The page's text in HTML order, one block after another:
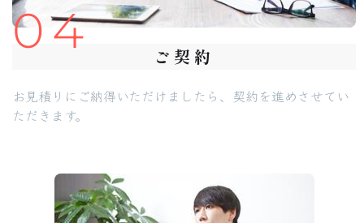
04 ご契約
お見積りにご納得いただけましたら、契約を進めさせてい
ただきます。